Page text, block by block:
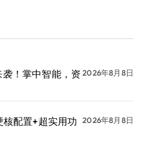
！掌中智能，资 2026年8月8日
配置+超实用功
2026年8月8日